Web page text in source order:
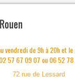
vendredi de 9h à 20h et
57 67 09 07 ou 06 52
72 rue de Lessard